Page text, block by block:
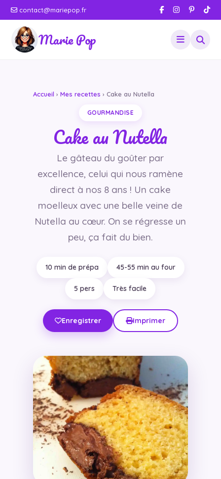
contact@mariepop.fr
Marie Pop
Accueil › Mes recettes › Cake au Nutella
GOURMANDISE
Cake au Nutella
Le gâteau du goûter par
excellence, celui qui nous ramène
direct à nos 8 ans ! Un cake
moelleux avec une belle veine de
Nutella au cœur. On se régresse un
peu, ça fait du bien.
10 min de prépa 45-55 min au four
5 pers Très facile
Enregistrer Imprimer